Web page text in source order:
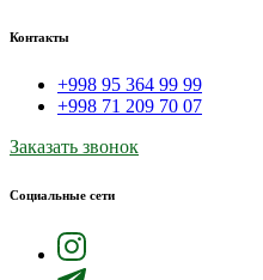
Контакты
+998 95 364 99 99
+998 71 209 70 07
Заказать звонок
Социальные сети